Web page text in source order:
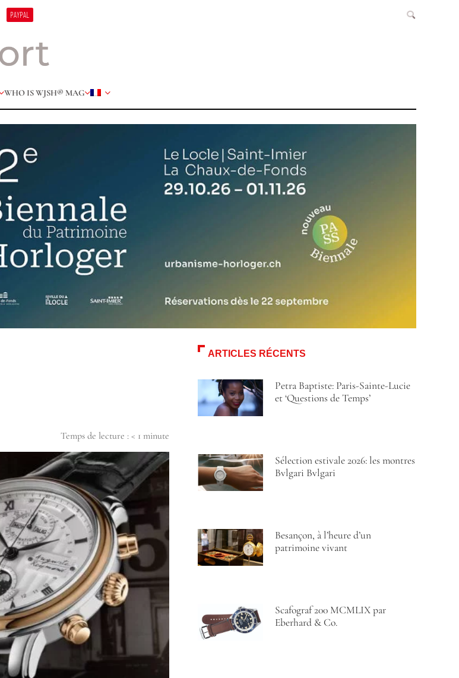
PAYPAL
WHO IS WJSH® MAG
Temps de lecture : < 1 minute
ARTICLES RÉCENTS
Petra Baptiste: Paris-Sainte-Lucie
et ‘Questions de Temps’
Sélection estivale 2026: les montres
Bvlgari Bvlgari
Besançon, à l’heure d’un
patrimoine vivant
Scafograf 200 MCMLIX par
Eberhard & Co.